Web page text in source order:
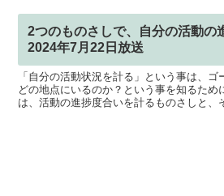
2つのものさしで、自分の活動の
2024年7月22日放送
「自分の活動状況を計る」という事は、
どの地点にいるのか？という事を知るため
は、活動の進捗度合いを計るものさしと、